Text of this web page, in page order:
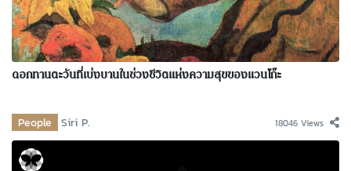
ดอกทานตะวันที่เบ่งบานในช่วงชีวิตแห่งความสุขของแวนโก๊ะ
People Siri P. 18046 Views